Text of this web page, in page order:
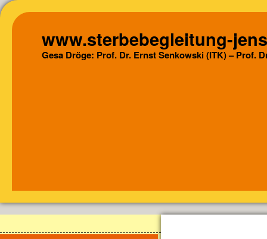
www.sterbebegleitung-
Gesa Dröge: Prof. Dr. Ernst Senkowski (ITK) – Prof.